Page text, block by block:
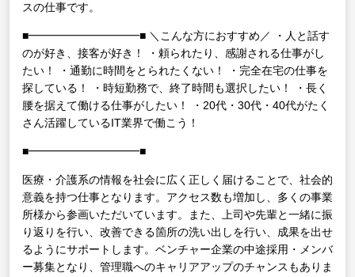
スの仕事です。
■━━━━━━━━━━■ ＼こんな方におすすめ／
・人と話す
のが好き、接客が好き！
・頼られたり、感謝される仕事がし
たい！
・通勤に時間をとられたくない！
・完全在宅の仕事を
探している！
・時短勤務で、終了時間も選択したい！
・長く
腰を据えて働ける仕事がしたい！
・20代・30代・40代がたく
さん活躍しているIT業界で働こう！
■━━━━━━━━━━■
医療・介護系の情報を社会に広く正しく届けることで、社会的
意義を持つ仕事となります。アクセス数も増加し、多くの事業
所様から参画いただいています。また、上司や先輩と一緒に振
り返りを行い、改善できる箇所の洗い出しを行い、成果を出せ
るようにサポートします。ベンチャー企業の中途採用・メンバ
ー募集となり、管理職へのキャリアアップのチャンスもありま